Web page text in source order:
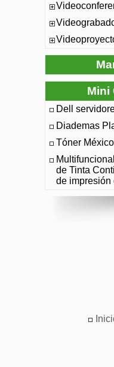
Mini
Dell
Diademas
Tóner México
de Tinta
de impresión